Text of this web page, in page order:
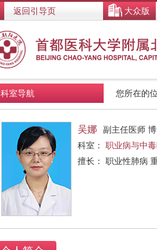
返回引导页 大众版
您所在的
科室导航
吴娜
副主任医师
科室： 职业病与中
擅长： 职业性肺病